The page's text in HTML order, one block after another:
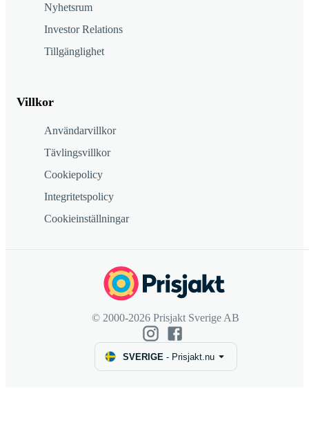
Nyhetsrum
Investor Relations
Tillgänglighet
Villkor
Användarvillkor
Tävlingsvillkor
Cookiepolicy
Integritetspolicy
Cookieinställningar
© 2000-2026 Prisjakt Sverige AB
SVERIGE - Prisjakt.nu